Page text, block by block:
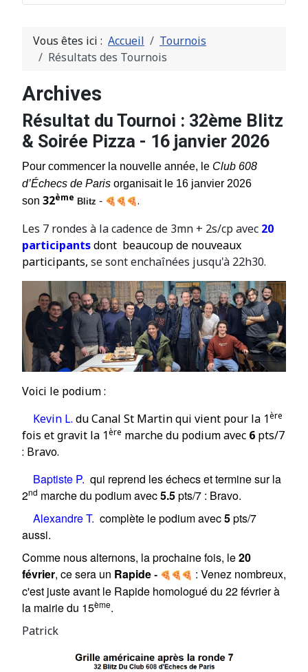
Vous êtes ici : Accueil
Tournois
Résultats des Tournois
Archives
Résultat du Tournoi : 32ème Blitz
& Soirée Pizza - 16 janvier 2026
Pour commencer la nouvelle année, le Club 608
d’Échecs de Paris organisait le 16 janvier 2026
son 32ème Blitz -
.
Les 7 rondes à la cadence de 3mn + 2s/cp avec 20
participantsdont beaucoup de nouveaux
participants, se sont enchaînées jusqu'à 22h30.
Voici le podium :
Kevin L. du Canal St Martin qui vient pour la 1ère
fois et gravit la 1ère marche du podium avec 6 pts/7
: Bravo.
Baptiste P. qui reprend les échecs et termine sur la
2nd marche du podium avec5.5pts/7 : Bravo.
Alexandre T. complète le podium avec5pts/7
aussi.
Comme nous alternons, la prochaine fois, le20
février, ce sera un Rapide - : Venez nombreux,
c'est juste avant le Rapide homologué du 22 février à
la mairie du 15ème.
Patrick